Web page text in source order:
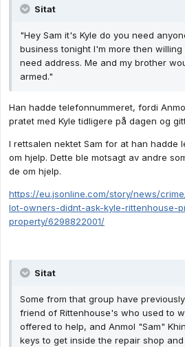
Sitat
"Hey Sam it's Kyle do you need
business tonight I'm more then
need address. Me and my brother
armed."
Han hadde telefonnummeret, fordi
pratet med Kyle tidligere på dagen og
I rettsalen nektet Sam for at han hadde
om hjelp. Dette ble motsagt av andre
de om hjelp.
https://eu.jsonline.com/story/news/
lot-owners-didnt-ask-kyle-rittenhouse-
property/6298822001/
Sitat
Some from that group have
friend of Rittenhouse's who used to
offered to help, and Anmol "Sam"
keys to get inside the repair shop